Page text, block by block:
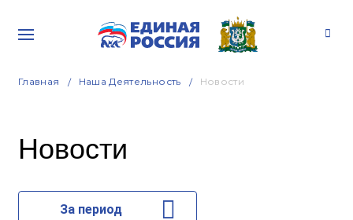
Главная Наша Деятельность Новости
Новости
За период